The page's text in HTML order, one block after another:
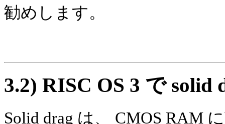
勧めします。
3.2) RISC OS 3 で
Solid drag は、 CMOS RAM